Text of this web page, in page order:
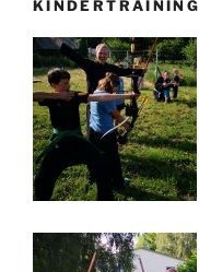
KINDERTRAINING